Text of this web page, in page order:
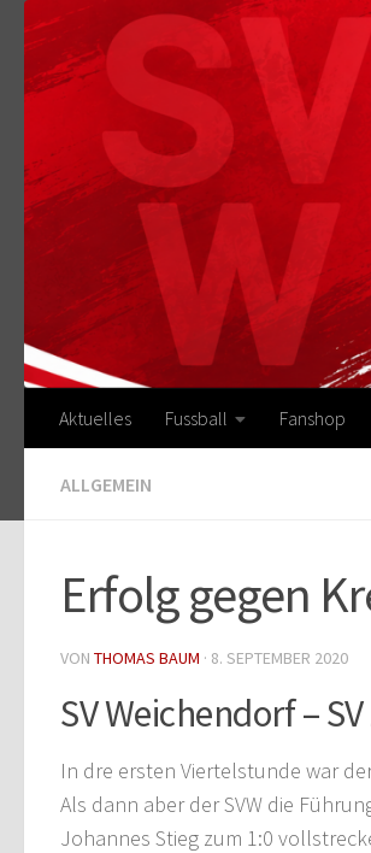
Zum Inhalt springen
Aktuelles Fussball Fanshop
ALLGEMEIN
Erfolg gegen
VON THOMAS BAUM · 8. SEPTEMBER 2020
SV Weichendorf –
In dre ersten Viertelstunde war
Als dann aber der SVW die
Johannes Stieg zum 1:0